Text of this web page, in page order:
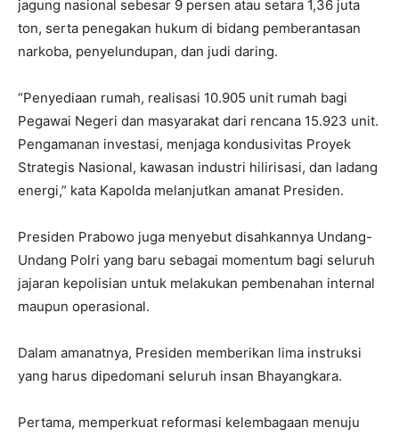
jagung nasional sebesar 9 persen atau setara 1,36 juta
ton, serta penegakan hukum di bidang pemberantasan
narkoba, penyelundupan, dan judi daring.
“Penyediaan rumah, realisasi 10.905 unit rumah bagi
Pegawai Negeri dan masyarakat dari rencana 15.923 unit.
Pengamanan investasi, menjaga kondusivitas Proyek
Strategis Nasional, kawasan industri hilirisasi, dan ladang
energi,” kata Kapolda melanjutkan amanat Presiden.
Presiden Prabowo juga menyebut disahkannya Undang-
Undang Polri yang baru sebagai momentum bagi seluruh
jajaran kepolisian untuk melakukan pembenahan internal
maupun operasional.
Dalam amanatnya, Presiden memberikan lima instruksi
yang harus dipedomani seluruh insan Bhayangkara.
Pertama, memperkuat reformasi kelembagaan menuju